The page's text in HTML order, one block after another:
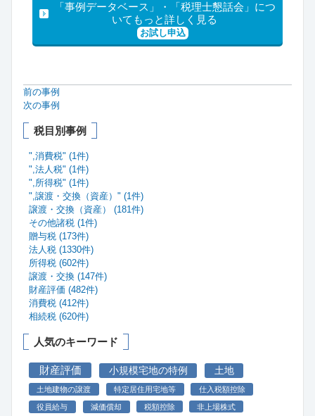
「事例データベース」・「税理士懇話会」につ
いてもっと詳しく見る
お試し申込
前の事例
次の事例
税目別事例
",消費税" (1件)
",法人税" (1件)
",所得税" (1件)
",譲渡・交換（資産）" (1件)
譲渡・交換（資産） (181件)
その他諸税 (1件)
贈与税 (173件)
法人税 (1330件)
所得税 (602件)
譲渡・交換 (147件)
財産評価 (482件)
消費税 (412件)
相続税 (620件)
人気のキーワード
財産評価 小規模宅地の特例 土地
土地建物の譲渡 特定居住用宅地等 仕入税額控除
役員給与 減価償却 税額控除 非上場株式